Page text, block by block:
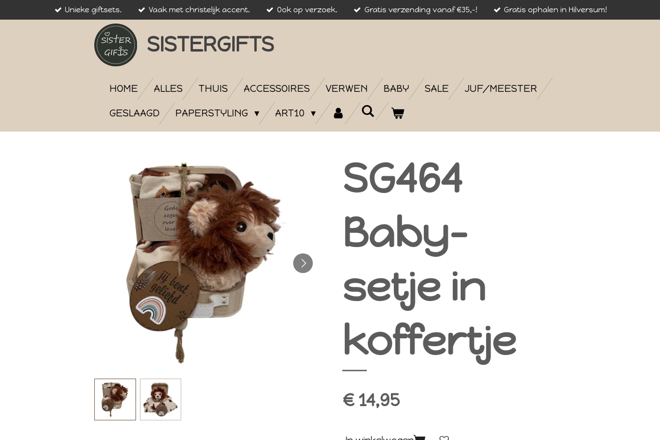
Unieke giftsets. Vaak met christelijk accent. Ook op verzoek. Gratis verzending vanaf €35,-! Gratis ophalen in Hilversum!
SISTERGIFTS
HOME ALLES THUIS ACCESSOIRES VERWEN BABY SALE JUF/MEESTER
GESLAAGD PAPERSTYLING ART10
SG464
Baby-
setje in
koffertje
€ 14,95